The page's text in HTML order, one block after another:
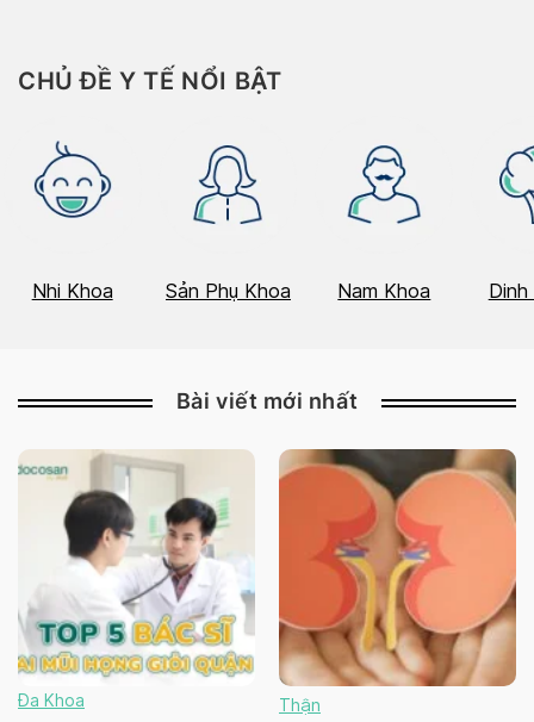
CHỦ ĐỀ Y TẾ NỔI BẬT
Nhi Khoa Sản Phụ Khoa Nam Khoa Dinh
Bài viết mới nhất
Đa Khoa Thận